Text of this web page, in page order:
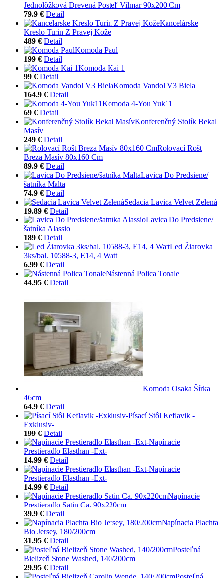
Jednolôžková Drevená Posteľ Vilmar 90x200 Cm
79.9 € Detail
Kancelárske
Kreslo Turin Z Pravej Kože
489 € Detail
Komoda Paul
199 € Detail
Komoda Kai 1
99 € Detail
Komoda Vandol V3 Biela
164.9 € Detail
Komoda 4-You Yuk11
69 € Detail
Konferenčný Stolík Bekal
Masív
249 € Detail
Rolovací Rošt
Breza Masív 80x160 Cm
89.9 € Detail
Lavica Do Predsiene/
šatníka Malta
74.9 € Detail
Sedacia Lavica Velvet Zelená
19.89 € Detail
Lavica Do Predsiene/
šatníka Alassio
189 € Detail
Led Žiarovka
3ks/bal. 10588-3, E14, 4 Watt
6.99 € Detail
Nástenná Polica Tonale
44.95 € Detail
Komoda Osaka Šírka
46cm
64.9 € Detail
Písací Stôl Keflavik -
Exklusiv-
199 € Detail
Napínacie
Prestieradlo Elasthan -Ext-
14.99 € Detail
Napínacie
Prestieradlo Elasthan -Ext-
14.99 € Detail
Napínacie
Prestieradlo Satin Ca. 90x220cm
39.9 € Detail
Napínacia Plachta
Bio Jersey, 180/200cm
31.95 € Detail
Posteľná
Bielizeň Stone Washed, 140/200cm
29.95 € Detail
Posteľná